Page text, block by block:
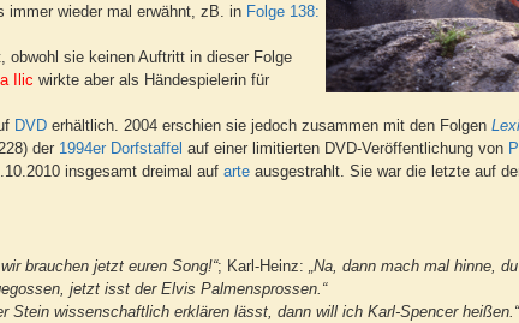
immer wieder mal erwähnt, zB. in Folge 138:
obwohl sie keinen Auftritt in dieser Folge
Ilic wirkte aber als Händespielerin für
DVD erhältlich. 2004 erschien sie jedoch zusammen mit den Folgen
der 1994er Dorfstaffel auf einer limitierten DVD-Veröffentlichung von
insgesamt dreimal aufarte ausgestrahlt. Sie war die letzte auf
brauchen jetzt euren Song!“; Karl-Heinz:„Na, dann mach mal hinne,
jetzt isst der Elvis Palmensprossen.“
Stein wissenschaftlich erklären lässt, dann will ich Karl-Spencer heißen.“